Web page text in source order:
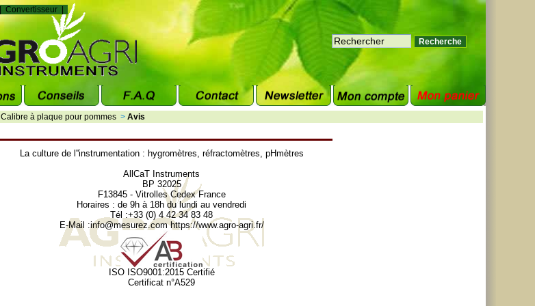
Convertisseur
Calibre à plaque pour pommes > Avis
La culture de l''instrumentation : hygromètres, réfractomètres, pHmètres
AllCaT Instruments
BP 32025
F13845 - Vitrolles Cedex France
Horaires : de 9h à 18h du lundi au vendredi
Tél :+33 (0) 4 42 34 83 48
E-Mail :info@mesurez.com https://www.agro-agri.fr/
ISO ISO9001:2015 Certifié
Certificat n°A529